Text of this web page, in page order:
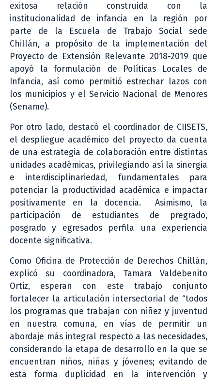
exitosa relación construida con la
institucionalidad de infancia en la región por
parte de la Escuela de Trabajo Social sede
Chillán, a propósito de la implementación del
Proyecto de Extensión Relevante 2018-2019 que
apoyó la formulación de Políticas Locales de
Infancia, así como permitió estrechar lazos con
los municipios y el Servicio Nacional de Menores
(Sename).
Por otro lado, destacó el coordinador de CIISETS,
el despliegue académico del proyecto da cuenta
de una estrategia de colaboración entre distintas
unidades académicas, privilegiando así la sinergia
e interdisciplinariedad, fundamentales para
potenciar la productividad académica e impactar
positivamente en la docencia. Asimismo, la
participación de estudiantes de pregrado,
posgrado y egresados perfila una experiencia
docente significativa.
Como Oficina de Protección de Derechos Chillán,
explicó su coordinadora, Tamara Valdebenito
Ortiz, esperan con este trabajo conjunto
fortalecer la articulación intersectorial de “todos
los programas que trabajan con niñez y juventud
en nuestra comuna, en vías de permitir un
abordaje más integral respecto a las necesidades,
considerando la etapa de desarrollo en la que se
encuentran niños, niñas y jóvenes; evitando de
esta forma duplicidad en la intervención y